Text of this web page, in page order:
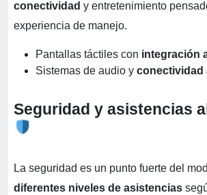
conectividad y entretenimiento
experiencia de manejo.
Pantallas táctiles con integración
Sistemas de audio y conectividad
Seguridad y asistencias
La seguridad es un punto fuerte del
diferentes niveles de asistencias